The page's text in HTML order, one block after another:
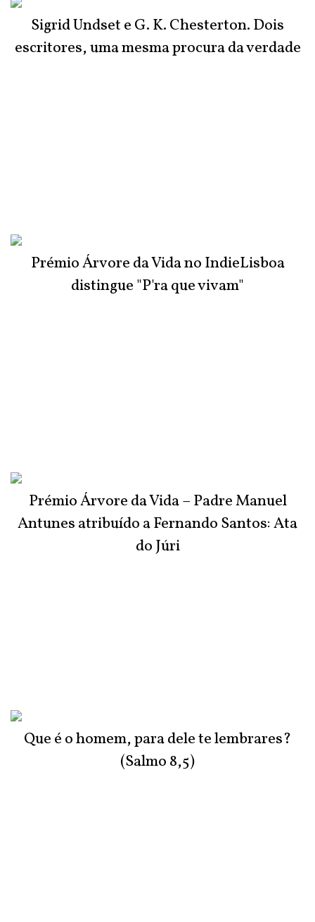
Sigrid Undset e G. K. Chesterton. Dois
escritores, uma mesma procura da verdade
Prémio Árvore da Vida no IndieLisboa
distingue "P'ra que vivam"
Prémio Árvore da Vida – Padre Manuel
Antunes atribuído a Fernando Santos: Ata
do Júri
Que é o homem, para dele te lembrares?
(Salmo 8,5)